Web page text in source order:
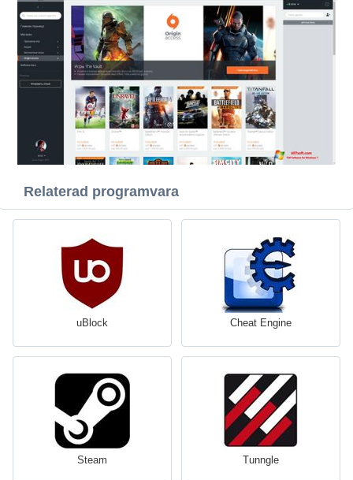
Relaterad programvara
uBlock Cheat Engine
Steam Tunngle